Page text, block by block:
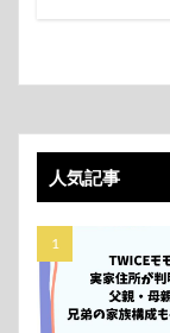
人気記事